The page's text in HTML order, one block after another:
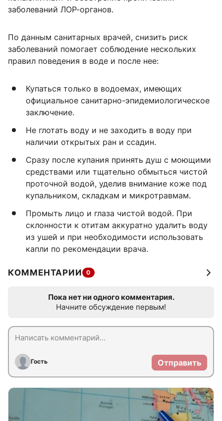
заболеваний ЛОР-органов.
По данным санитарных врачей, снизить риск
заболеваний помогает соблюдение нескольких
правил поведения в воде и после нее:
Купаться только в водоемах, имеющих
официальное санитарно-эпидемиологическое
заключение.
Не глотать воду и не заходить в воду при
наличии открытых ран и ссадин.
Сразу после купания принять душ с моющими
средствами или тщательно обмыться чистой
проточной водой, уделив внимание коже под
купальником, складкам и микротравмам.
Промыть лицо и глаза чистой водой. При
склонности к отитам аккуратно удалить воду
из ушей и при необходимости использовать
капли по рекомендации врача.
КОММЕНТАРИИ 0
Пока нет ни одного комментария.
Начните обсуждение первым!
Гость Отправить